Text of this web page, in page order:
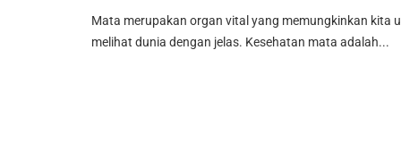
Mata merupakan organ vital yang memungkinkan kita
melihat dunia dengan jelas. Kesehatan mata adalah...